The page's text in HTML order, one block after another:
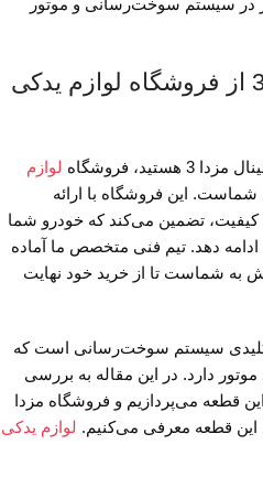
در سیستم سوخت‌رسانی و موتور
خرید ریل سوخت مزدا 3 از فروشگاه لوازم یدکی
فروشگاه
لوازم
شماست. این فروشگاه با ارائه
کیفیت، تضمین می‌کند که خودرو شما
ادامه دهد. تیم فنی متخصص ما آماده
به شماست تا از خرید خود نهایت
از اجزای کلیدی سیستم سوخت‌رسانی است که
دارد. در این مقاله به بررسی
قطعه می‌پردازیم و فروشگاه مزدا
این قطعه معرفی می‌کنیم. لوازم یدکی